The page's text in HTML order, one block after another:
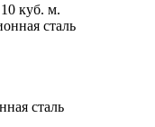
куб. м.
сталь
сталь